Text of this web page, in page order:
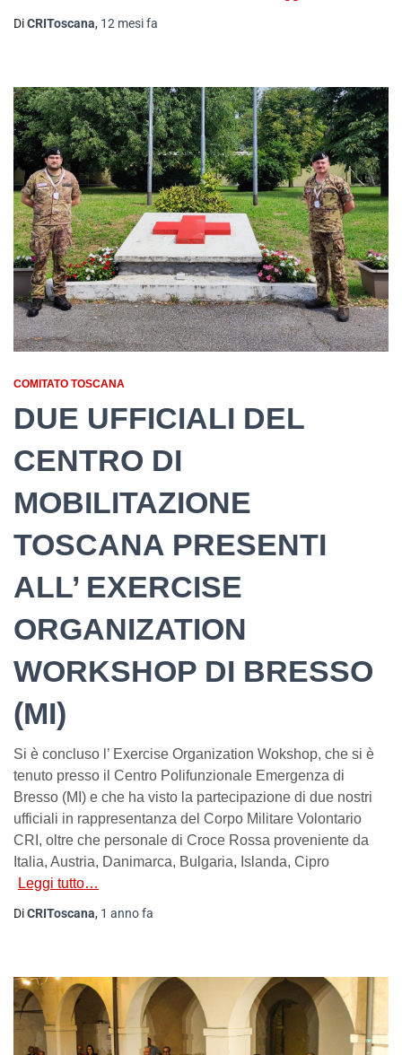
DiCRIToscana, 12 mesifa
COMITATO TOSCANA
DUE UFFICIALI DEL
CENTRO DI
MOBILITAZIONE
TOSCANA PRESENTI
ALL’ EXERCISE
ORGANIZATION
WORKSHOP DI BRESSO
(MI)
Si è concluso l’ Exercise Organization Wokshop, che si è
tenuto presso il Centro Polifunzionale Emergenza di
Bresso (MI) e che ha visto la partecipazione di due nostri
ufficiali in rappresentanza del Corpo Militare Volontario
CRI, oltre che personale di Croce Rossa proveniente da
Italia, Austria, Danimarca, Bulgaria, Islanda, Cipro
Leggi tutto…
DiCRIToscana, 1 annofa